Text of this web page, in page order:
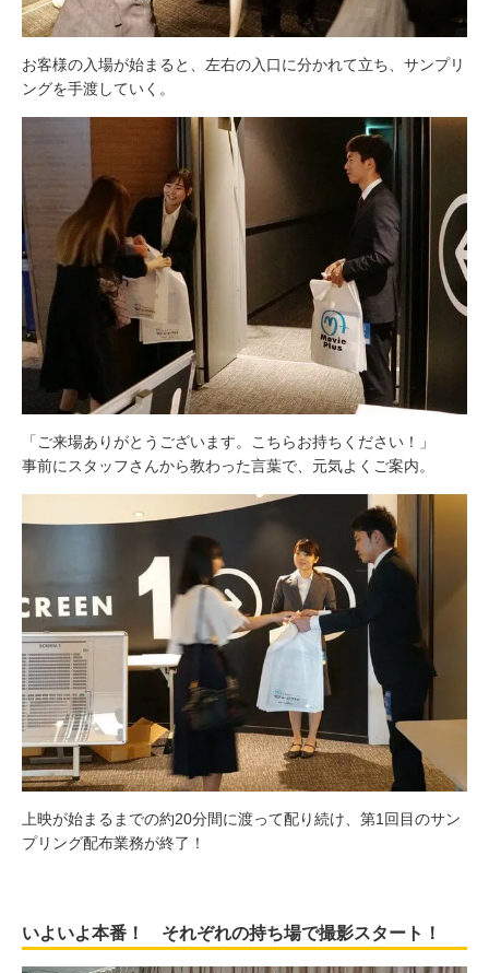
お客様の入場が始まると、左右の入口に分かれて立ち、サンプリ
ングを手渡していく。
「ご来場ありがとうございます。こちらお持ちください！」
事前にスタッフさんから教わった言葉で、元気よくご案内。
上映が始まるまでの約20分間に渡って配り続け、第1回目のサン
プリング配布業務が終了！
いよいよ本番！ それぞれの持ち場で撮影スタート！